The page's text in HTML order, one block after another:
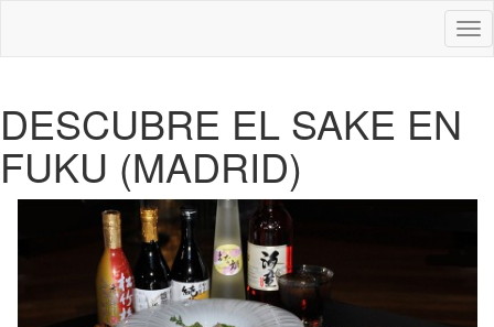
DESCUBRE EL SAKE EN
FUKU (MADRID)